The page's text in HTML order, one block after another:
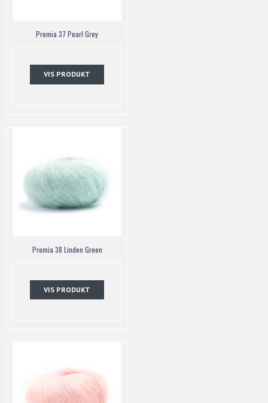
Premia 37 Pearl Grey
VIS PRODUKT
Premia 38 Linden Green
VIS PRODUKT